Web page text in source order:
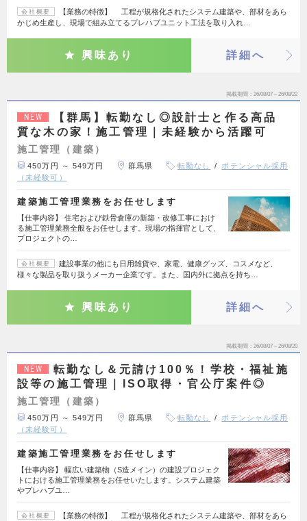
会社概要
【業務の特徴】 工程が規格化されたシステム建築や、部材をあら
かじめ生産し、現場で組み立てるプレハブユニット工法を取り入れ…
興味あり 詳細へ
掲載期間 26/08/07～26/08/22
NEW
【群馬】転勤なし◎設計士と作る高品
質な木の家！施工管理｜未経験から活躍可
施工管理（建築）
450万円 ～ 549万円 群馬県 転勤なし
ポテンシャル採用
（未経験可）
建築施工管理業務をお任せします
【仕事内容】 住宅および鉄骨倉庫の新築・改修工事におけ
る施工管理業務全般をお任せします。現場の指揮官として、
プロジェクトの…
会社概要
建設事業の他にも日用雑貨や、家電、健康グッズ、コスメなど、
様々な製品を取り扱うメーカー企業です。また、国内外に拠点を持ち…
興味あり 詳細へ
掲載期間 26/08/07～26/08/20
NEW
転勤なし＆元請け100％！学校・福祉施
設等の施工管理｜ISO取得・官公庁案件◎
施工管理（建築）
450万円 ～ 549万円 群馬県 転勤なし
ポテンシャル採用
（未経験可）
建築施工管理業務をお任せします
【仕事内容】 幅広い建築物（S造メイン）の建設プロジェク
トにおける施工管理業務をお任せいたします。システム建築
やプレハブユ…
会社概要
【業務の特徴】 工程が規格化されたシステム建築や、部材をあら